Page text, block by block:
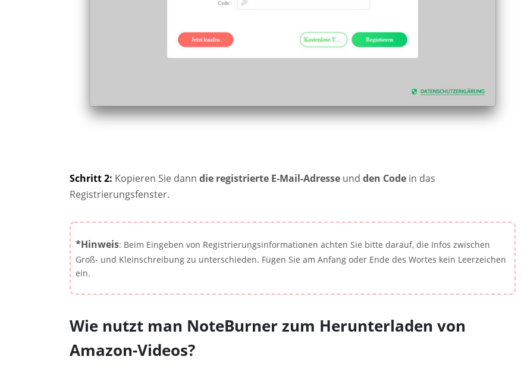
Schritt 2: Kopieren Sie dann die registrierte E-Mail-Adresse und den Code in das
Registrierungsfenster.
*Hinweis: Beim Eingeben von Registrierungsinformationen achten Sie bitte darauf, die Infos zwischen
Groß- und Kleinschreibung zu unterschieden. Fügen Sie am Anfang oder Ende des Wortes kein Leerzeichen
ein.
Wie nutzt man NoteBurner zum Herunterladen von
Amazon-Videos?